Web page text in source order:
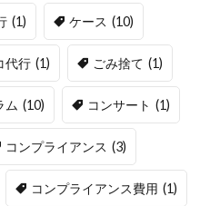
(1) ケース (10)
代行 (1) ごみ捨て (1)
ム (10) コンサート (1)
コンプライアンス (3)
コンプライアンス費用 (1)